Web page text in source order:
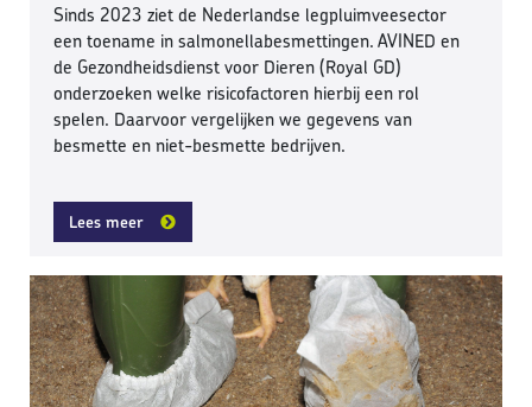
Sinds 2023 ziet de Nederlandse legpluimveesector
een toename in salmonellabesmettingen. AVINED en
de Gezondheidsdienst voor Dieren (Royal GD)
onderzoeken welke risicofactoren hierbij een rol
spelen. Daarvoor vergelijken we gegevens van
besmette en niet-besmette bedrijven.
Lees meer